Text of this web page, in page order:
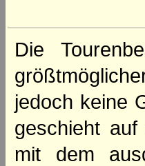
Die
jedoch keine
geschieht
mit dem